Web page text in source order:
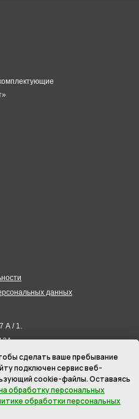
данных
А / 1.
сделать ваше пребывание
подключен сервис веб-
cookie-файлы. Оставаясь
обработку персональных
обработки персональных